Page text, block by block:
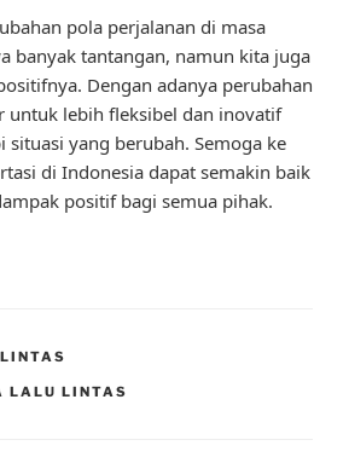
pola perjalanan di masa
banyak tantangan, namun kita juga
Dengan adanya perubahan
untuk lebih fleksibel dan inovatif
situasi yang berubah. Semoga ke
di Indonesia dapat semakin baik
positif bagi semua pihak.
LALU LINTAS